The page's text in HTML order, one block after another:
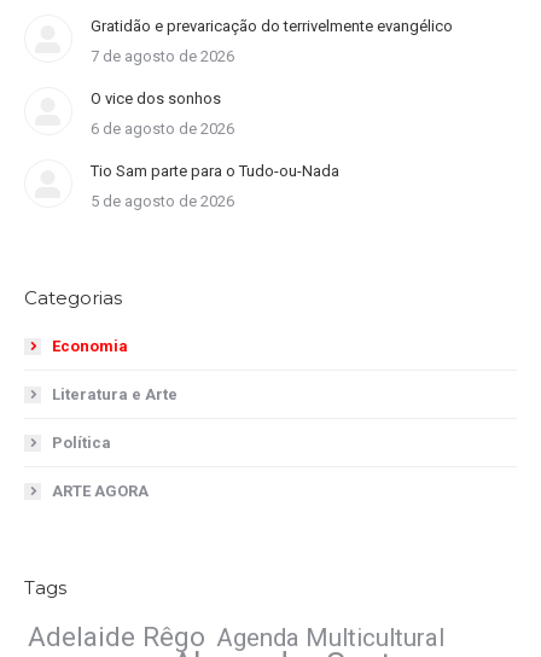
Gratidão e prevaricação do terrivelmente evangélico
7 de agosto de 2026
O vice dos sonhos
6 de agosto de 2026
Tio Sam parte para o Tudo-ou-Nada
5 de agosto de 2026
Categorias
Economia
Literatura e Arte
Política
ARTE AGORA
Tags
Adelaide Rêgo Agenda Multicultural